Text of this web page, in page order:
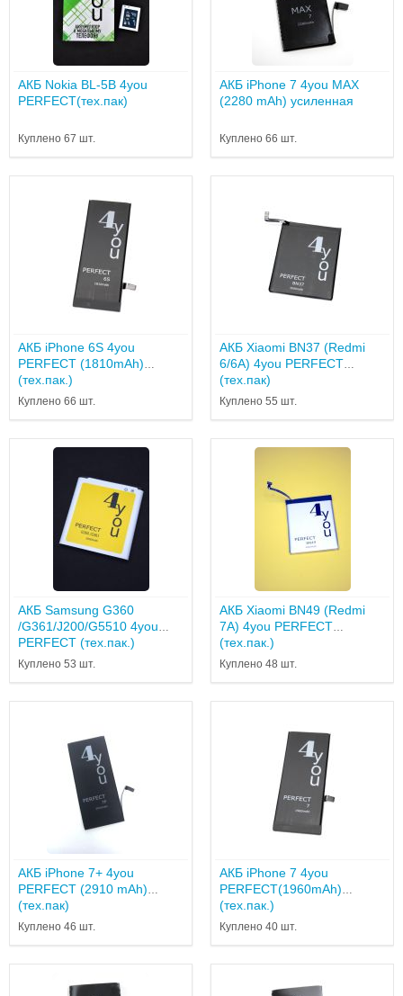
АКБ Nokia BL-5B 4you
PERFECT(тех.пак)
Куплено 67 шт.
АКБ iPhone 7 4you MAX
(2280 mAh) усиленная
Куплено 66 шт.
АКБ iPhone 6S 4you
PERFECT (1810mAh)
(тех.пак.)
Куплено 66 шт.
АКБ Xiaomi BN37 (Redmi
6/6A) 4you PERFECT
(тех.пак)
Куплено 55 шт.
АКБ Samsung G360
/G361/J200/G5510 4you
PERFECT (тех.пак.)
Куплено 53 шт.
АКБ Xiaomi BN49 (Redmi
7A) 4you PERFECT
(тех.пак.)
Куплено 48 шт.
АКБ iPhone 7+ 4you
PERFECT (2910 mAh)
(тех.пак)
Куплено 46 шт.
АКБ iPhone 7 4you
PERFECT(1960mAh)
(тех.пак.)
Куплено 40 шт.